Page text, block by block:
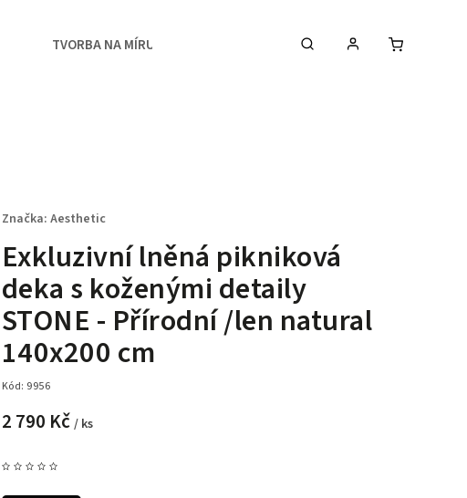
TVORBA NA MÍRU KONTAKTY & STUDIO
Exkluzivní lněná pikniková
deka s koženými detaily
STONE - Přírodní /len natural
140x200 cm
Kód: 9956
2 790 Kč / ks
Značka: Aesthetic